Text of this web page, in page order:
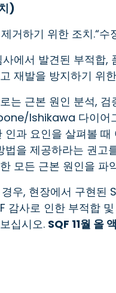
)
거하기 위한 조치.“수
에서 발견된 부적합,
재발을 방지하기 위
는 근본 원인 분석,
Ishikawa 다이어
인과 요인을 살펴볼
법을 제공하라는 권
모든 근본 원인을 파
우, 현장에서 구현된
감사로 인한 부적합
십시오. SQF 11월 올